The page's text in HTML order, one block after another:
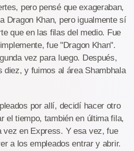
pero pensé que exageraban,
Dragon Khan, pero igualmente sí
que en las filas del medio. Fue
fue "Dragon Khan".
vez para luego. Después,
diez, y fuimos al área Shambhala
por allí, decidí hacer otro
el tiempo, también en última fila,
vez en Express. Y esa vez, fue
a los empleados entrar y abrir.